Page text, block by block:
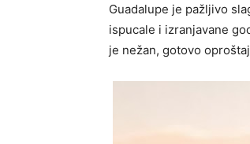
Guadalupe je pažljivo
ispucale i izranjavane
je nežan, gotovo